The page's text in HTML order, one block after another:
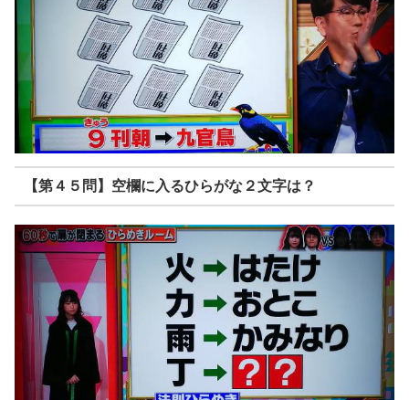
【第４５問】空欄に入るひらがな２文字は？